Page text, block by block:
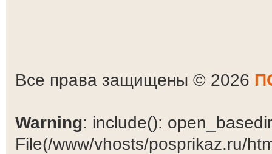
Все права защищены © 2026
Warning: include():
File(/www/vhosts/posprikaz.ru/